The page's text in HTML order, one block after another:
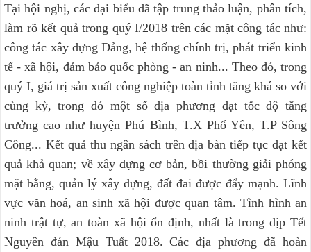
Tại hội nghị, các đại biểu đã tập trung thảo luận, phân tích,
làm rõ kết quả trong quý I/2018 trên các mặt công tác như:
công tác xây dựng Đảng, hệ thống chính trị, phát triển kinh
tế - xã hội, đảm bảo quốc phòng - an ninh... Theo đó, trong
quý I, giá trị sản xuất công nghiệp toàn tỉnh tăng khá so với
cùng kỳ, trong đó một số địa phương đạt tốc độ tăng
trưởng cao như huyện Phú Bình, T.X Phổ Yên, T.P Sông
Công... Kết quả thu ngân sách trên địa bàn tiếp tục đạt kết
quả khả quan; về xây dựng cơ bản, bồi thường giải phóng
mặt bằng, quản lý xây dựng, đất đai được đẩy mạnh. Lĩnh
vực văn hoá, an sinh xã hội được quan tâm. Tình hình an
ninh trật tự, an toàn xã hội ổn định, nhất là trong dịp Tết
Nguyên đán Mậu Tuất 2018. Các địa phương đã hoàn